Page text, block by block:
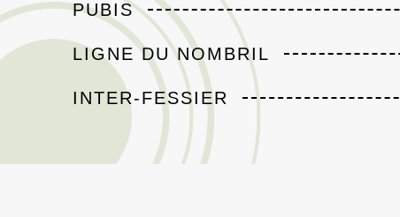
PUBIS
LIGNE DU NOMBRIL
INTER-FESSIER